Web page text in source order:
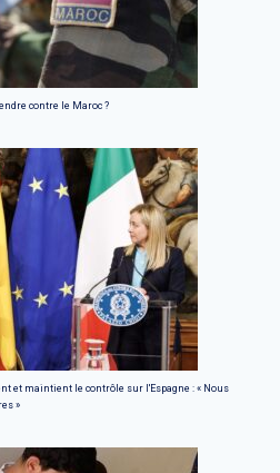
contre le Maroc ?
et maintient le contrôle sur l'Espagne : « Nous
»